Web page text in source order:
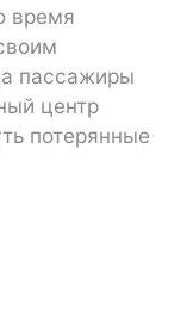
время
пассажиры
центр
потерянные